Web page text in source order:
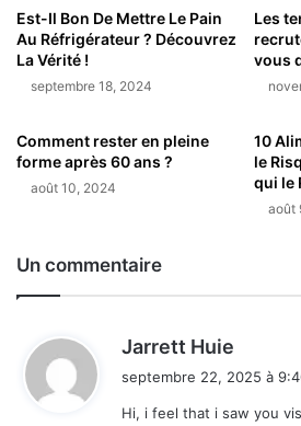
Est-Il Bon De Mettre Le Pain
Au Réfrigérateur ? Découvrez
La Vérité !
septembre 18, 2024
Les
vous
Comment rester en pleine
forme après 60 ans ?
août 10, 2024
10
le
qui le
août
Un commentaire
Jarrett Huie
septembre 22, 2025 à
Hi, i feel that i saw you